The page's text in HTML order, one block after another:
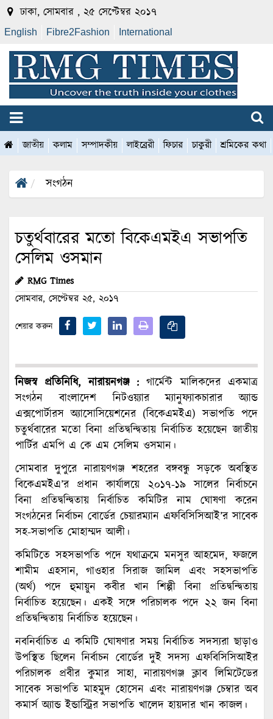
ঢাকা, সোমবার , ২৫ সেপ্টেম্বর ২০১৭
English Fibre2Fashion International
জাতীয় কলাম সম্পাদকীয় লাইব্রেরী ফিচার চাকুরী শ্রমিকের কথা
সংগঠন
চতুর্থবারের মতো বিকেএমইএ সভাপতি
সেলিম ওসমান
RMG Times
সোমবার, সেপ্টেম্বর ২৫, ২০১৭
শেয়ার করুন
নিজস্ব প্রতিনিধি, নারায়নগঞ্জ :গার্মেন্ট মালিকদের একমাত্র
সংগঠন বাংলাদেশ নিটওয়্যার ম্যানুফ্যাকচারার অ্যান্ড
এক্সপোর্টারস অ্যাসোসিয়েশনের (বিকেএমইএ) সভাপতি পদে
চতুর্থবারের মতো বিনা প্রতিদ্বন্দ্বিতায় নির্বাচিত হয়েছেন জাতীয়
পার্টির এমপি এ কে এম সেলিম ওসমান।
সোমবার দুপুরে নারায়ণগঞ্জ শহরের বঙ্গবন্ধু সড়কে অবস্থিত
বিকেএমইএ’র প্রধান কার্যালয়ে ২০১৭-১৯ সালের নির্বাচনে
বিনা প্রতিদ্বন্দ্বিতায় নির্বাচিত কমিটির নাম ঘোষণা করেন
সংগঠনের নির্বাচন বোর্ডের চেয়ারম্যান এফবিসিসিআই’র সাবেক
সহ-সভাপতি মোহাম্মদ আলী।
কমিটিতে সহসভাপতি পদে যথাক্রমে মনসুর আহমেদ, ফজলে
শামীম এহসান, গাওহার সিরাজ জামিল এবং সহসভাপতি
(অর্থ) পদে হুমায়ুন কবীর খান শিল্পী বিনা প্রতিদ্বন্দ্বিতায়
নির্বাচিত হয়েছেন। একই সঙ্গে পরিচালক পদে ২২ জন বিনা
প্রতিদ্বন্দ্বিতায় নির্বাচিত হয়েছেন।
নবনির্বাচিত এ কমিটি ঘোষণার সময় নির্বাচিত সদস্যরা ছাড়াও
উপস্থিত ছিলেন নির্বাচন বোর্ডের দুই সদস্য এফবিসিসিআইর
পরিচালক প্রবীর কুমার সাহা, নারায়ণগঞ্জ ক্লাব লিমিটেডের
সাবেক সভাপতি মাহমুদ হোসেন এবং নারায়ণগঞ্জ চেম্বার অব
কমার্স অ্যান্ড ইন্ডাস্ট্রির সভাপতি খালেদ হায়দার খান কাজল।